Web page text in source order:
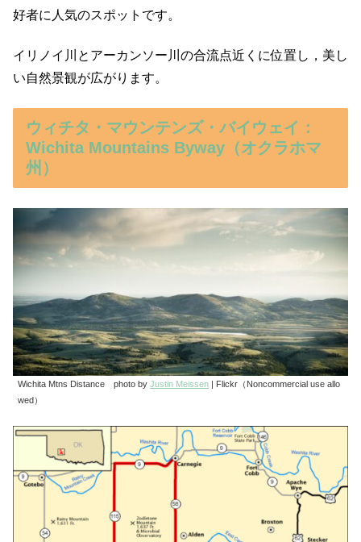
好者に人気のスポットです。
​イリノイ川とアーカンソー川の合流点近くに位置し，美し
い自然景観が広がります。
ウィチタ・マウンテンズ・バイウェイ：
Wichita Mountains Byway（オクラホマ
州）
Wichita Mtns Distance photo by Justin Meissen | Flickr（Noncommercial use allo
wed）